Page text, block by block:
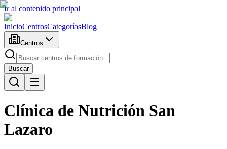
Ir al contenido principal
InicioCentrosCategoríasBlog
Centros
Buscar
Clínica de Nutrición San
Lazaro